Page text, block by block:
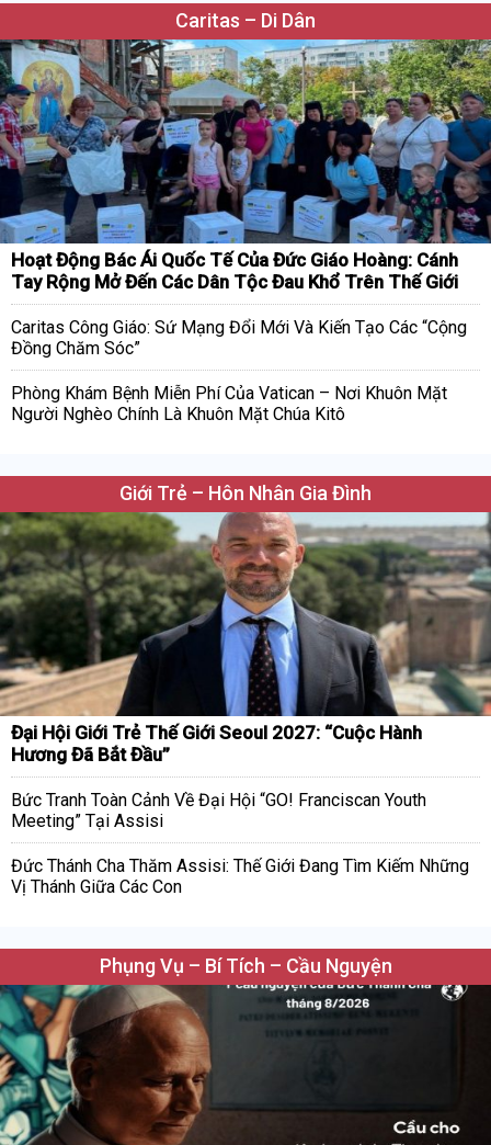
Caritas – Di Dân
Hoạt Động Bác Ái Quốc Tế Của Đức Giáo Hoàng: Cánh
Tay Rộng Mở Đến Các Dân Tộc Đau Khổ Trên Thế Giới
Caritas Công Giáo: Sứ Mạng Đổi Mới Và Kiến Tạo Các “Cộng
Đồng Chăm Sóc”
Phòng Khám Bệnh Miễn Phí Của Vatican – Nơi Khuôn Mặt
Người Nghèo Chính Là Khuôn Mặt Chúa Kitô
Giới Trẻ – Hôn Nhân Gia Đình
Đại Hội Giới Trẻ Thế Giới Seoul 2027: “Cuộc Hành
Hương Đã Bắt Đầu”
Bức Tranh Toàn Cảnh Về Đại Hội “GO! Franciscan Youth
Meeting” Tại Assisi
Đức Thánh Cha Thăm Assisi: Thế Giới Đang Tìm Kiếm Những
Vị Thánh Giữa Các Con
Phụng Vụ – Bí Tích – Cầu Nguyện